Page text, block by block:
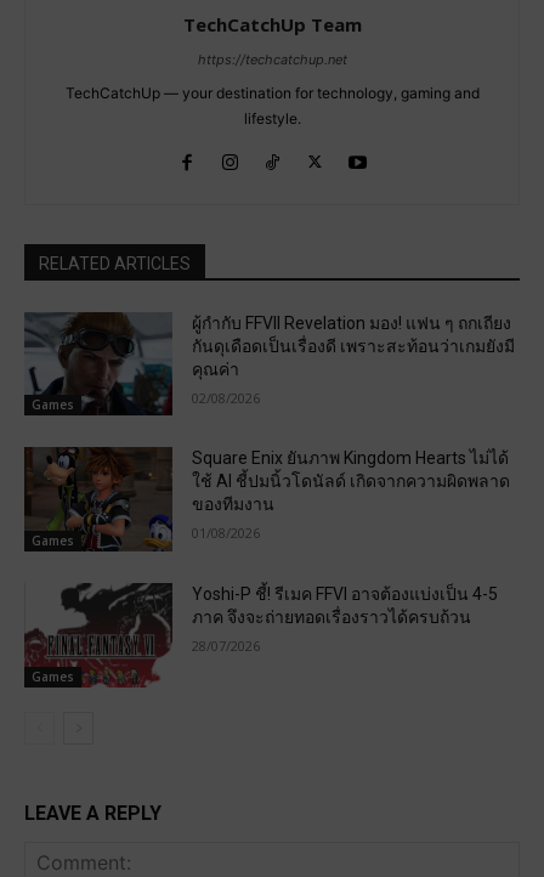
TechCatchUp Team
https://techcatchup.net
TechCatchUp — your destination for technology, gaming and
lifestyle.
RELATED ARTICLES
Games
ผู้กำกับ FFVII Revelation มอง! แฟน ๆ ถกเถียง
กันดุเดือดเป็นเรื่องดี เพราะสะท้อนว่าเกมยังมี
คุณค่า
02/08/2026
Games
Square Enix ยันภาพ Kingdom Hearts ไม่ได้
ใช้ AI ชี้ปมนิ้วโดนัลด์ เกิดจากความผิดพลาด
ของทีมงาน
01/08/2026
Games
Yoshi-P ชี้! รีเมค FFVI อาจต้องแบ่งเป็น 4-5
ภาค จึงจะถ่ายทอดเรื่องราวได้ครบถ้วน
28/07/2026
LEAVE A REPLY